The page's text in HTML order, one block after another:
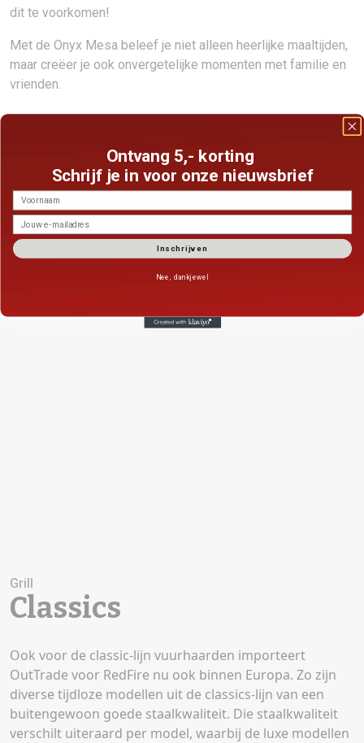
dit te voorkomen!
Met de Onyx Mesa beleef je niet alleen heerlijke maaltijden,
maar creëer je ook onvergetelijke momenten met familie en
vrienden.
Grill
Classics
Ook voor de classic-lijn vuurhaarden importeert
OutTrade voor RedFire nu ook binnen Europa. Zo zijn
diverse tijdloze modellen uit de classics-lijn van een
buitengewoon goede staalkwaliteit. Die staalkwaliteit
verschilt uiteraard per model, waarbij de luxe modellen
Ontvang 5,- korting
Schrijf je in voor onze nieuwsbrief
voornaam
Email
Inschrijven
Nee, dankjewel